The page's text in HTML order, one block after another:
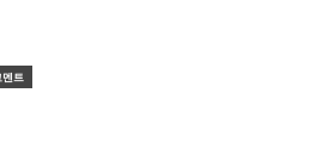
멘트